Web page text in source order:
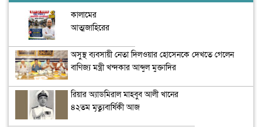
কালামের
আত্মজাহিরের
অসুস্থ ব্যবসায়ী নেতা দিলওয়ার হোসেনকে দেখতে গেলেন
বাণিজ্য মন্ত্রী খন্দকার আব্দুল মুক্তাদির
রিয়ার অ্যাডমিরাল মাহবুব আলী খানের
৪২তম মৃত্যুবার্ষিকী আজ